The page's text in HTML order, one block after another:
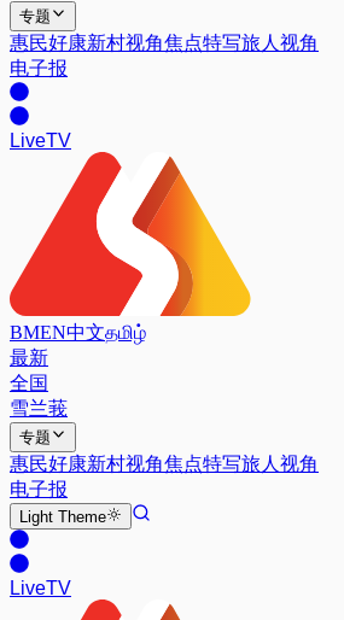
专题
惠民好康新村视角焦点特写旅人视角
电子报
LiveTV
BMEN中文தமிழ்
最新
全国
雪兰莪
专题
惠民好康新村视角焦点特写旅人视角
电子报
Light Theme
LiveTV